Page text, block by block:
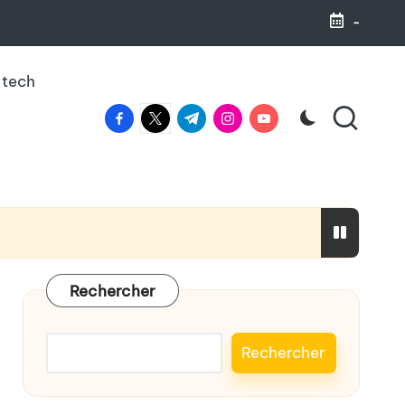
-
facebook.com
twitter.com
t.me instagram.com
youtube.com
Rechercher
Rechercher